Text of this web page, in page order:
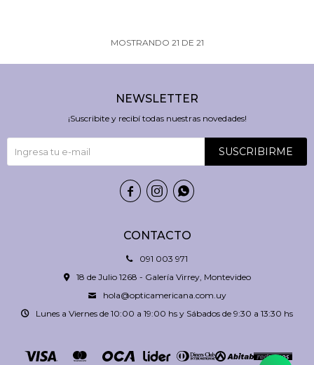
MOSTRANDO 21 DE 21
CONTACTO
091 003 971
18 de Julio 1268 - Galería Virrey, Montevideo
hola@opticamericana.com.uy
Lunes a Viernes de 10:00 a 19:00 hs y Sábados de 9:30 a 13:30 hs
NEWSLETTER
¡Suscribite y recibí todas nuestras novedades!
SUSCRIBIRME
  